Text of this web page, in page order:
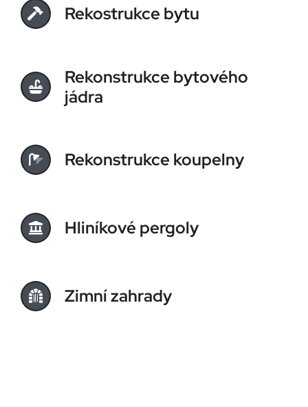
Rekostrukce bytu
Rekonstrukce bytového
jádra
Rekonstrukce koupelny
Hliníkové pergoly
Zimní zahrady